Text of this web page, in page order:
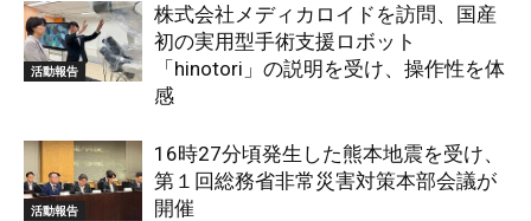
活動報告
株式会社メディカロイドを訪問、国産
初の実用型手術支援ロボット
「hinotori」の説明を受け、操作性を体
感
活動報告
16時27分頃発生した熊本地震を受け、
第１回総務省非常災害対策本部会議が
開催